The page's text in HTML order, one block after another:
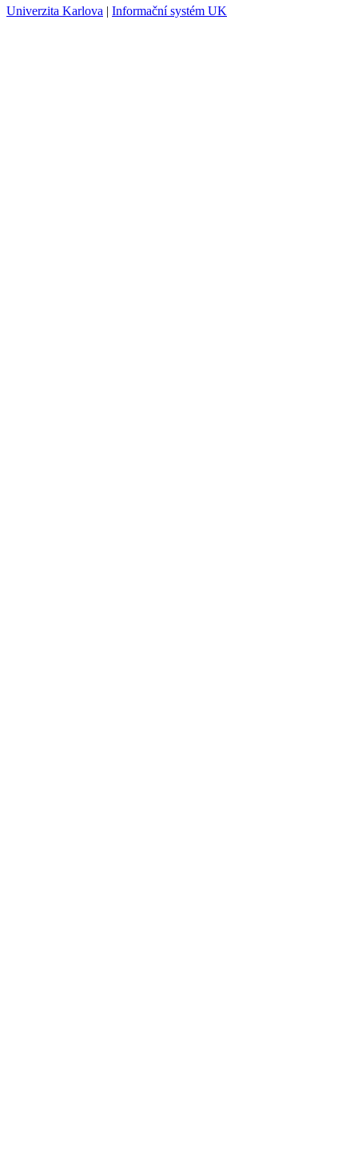
Univerzita Karlova | Informační systém UK